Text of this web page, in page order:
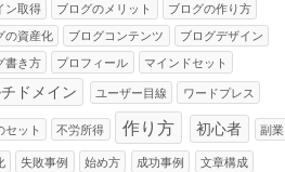
ン取得 ブログのメリット ブログの作り方
の資産化 ブログコンテンツ ブログデザイン
書き方 プロフィール マインドセット
ドメイン ユーザー目線 ワードプレス
セット 不労所得 作り方 初心者 副業
失敗事例 始め方 成功事例 文章構成